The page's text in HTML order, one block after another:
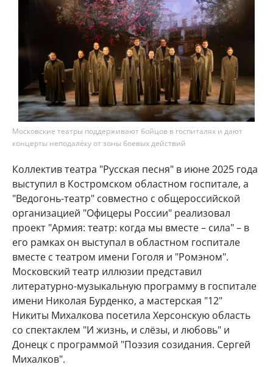
Московские театры поддерживают бойцов в госпиталях и дают
концерты неподалёку от зоны боевых действий
Коллектив театра "Русская песня" в июне 2025 года
выступил в Костромском областном госпитале, а
"Ведогонь-театр" совместно с общероссийской
организацией "Офицеры России" реализовал
проект "Армия: театр: когда мы вместе – сила" – в
его рамках он выступал в областном госпитале
вместе с театром имени Гоголя и "Ромэном".
Московский театр иллюзии представил
литературно-музыкальную программу в госпитале
имени Николая Бурденко, а мастерская "12"
Никиты Михалкова посетила Херсонскую область
со спектаклем "И жизнь, и слёзы, и любовь" и
Донецк с программой "Поэзия созидания. Сергей
Михалков".